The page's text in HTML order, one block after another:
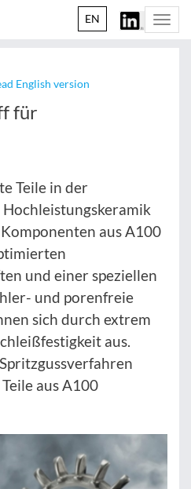
EN
English version
für
Teile in der
aus A100
und einer speziellen
und porenfreie
sich durch extrem
aus.
aus A100